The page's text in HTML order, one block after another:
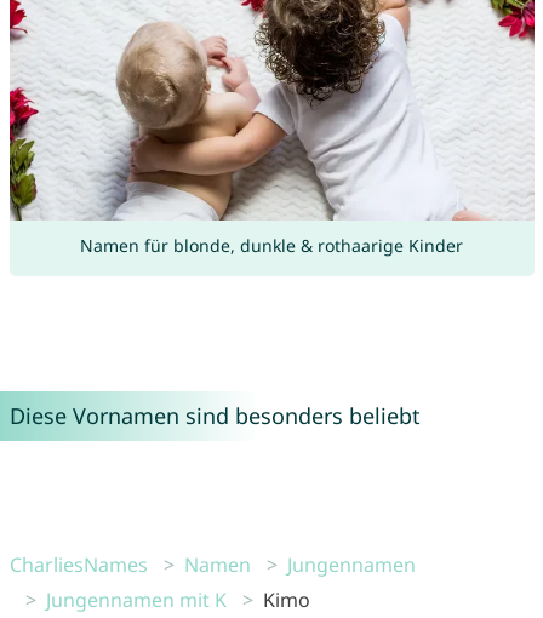
Namen für blonde, dunkle & rothaarige Kinder
Diese Vornamen sind besonders beliebt
CharliesNames Namen
Jungennamen
Jungennamen mit K
Kimo